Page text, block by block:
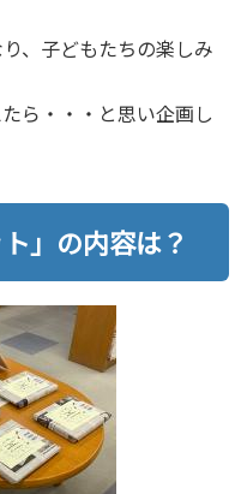
、子どもたちの楽しみ
ら・・・と思い企画し
」の内容は？